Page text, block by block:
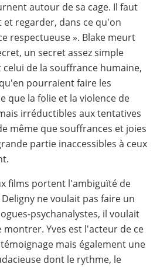
autour de sa cage. Il faut
regarder, dans ce qu'on
respectueuse ». Blake meurt
un secret assez simple
de la souffrance humaine,
pourraient faire les
que la folie et la violence de
irréductibles aux tentatives
même que souffrances et joies
partie inaccessibles à ceux
films portent l'ambiguïté de
ne voulait pas faire un
psychanalystes, il voulait
Yves est l'acteur de ce
mais également une
dont le rythme, le